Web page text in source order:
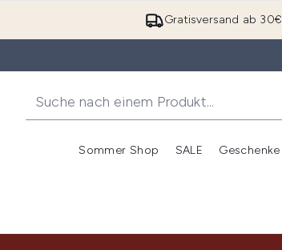
Gratisversand ab 30€
Sommer Shop SALE Geschenke